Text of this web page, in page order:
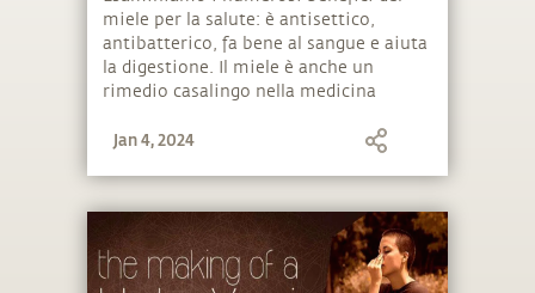
miele per la salute: è antisettico,
antibatterico, fa bene al sangue e aiuta
la digestione. Il miele è anche un
rimedio casalingo nella medicina
Jan 4, 2024